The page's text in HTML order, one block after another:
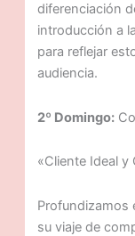
diferenciación
introducción a
para reflejar
audiencia.
2º Domingo:
«Cliente Ideal y
Profundizamos
su viaje de